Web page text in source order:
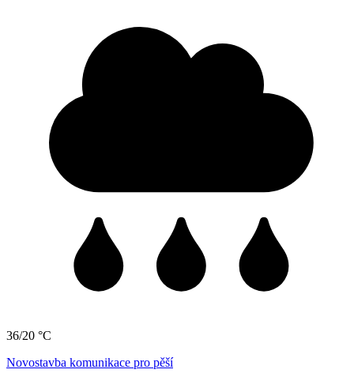
36/20 °C
Novostavba komunikace pro pěší